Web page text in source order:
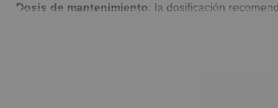
Dosis de mantenimiento: la dosificación
Equazen es un complemento alimenticio a base de